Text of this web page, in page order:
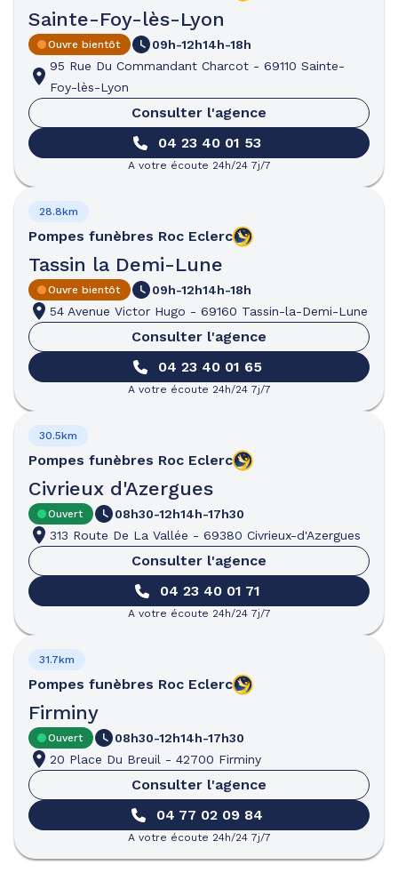
Sainte-Foy-lès-Lyon
Ouvre bientôt 09h-12h14h-18h
95 Rue Du Commandant Charcot - 69110 Sainte-
Foy-lès-Lyon
Consulter l'agence
04 23 40 01 53
A votre écoute 24h/24 7j/7
Pompes funèbres Roc Eclerc
Tassin la Demi-Lune
28.8km
Ouvre bientôt 09h-12h14h-18h
54 Avenue Victor Hugo - 69160 Tassin-la-Demi-Lune
Consulter l'agence
04 23 40 01 65
A votre écoute 24h/24 7j/7
Pompes funèbres Roc Eclerc
Civrieux d'Azergues
30.5km
Ouvert 08h30-12h14h-17h30
313 Route De La Vallée - 69380 Civrieux-d'Azergues
Consulter l'agence
04 23 40 01 71
A votre écoute 24h/24 7j/7
Pompes funèbres Roc Eclerc
Firminy
31.7km
Ouvert 08h30-12h14h-17h30
20 Place Du Breuil - 42700 Firminy
Consulter l'agence
04 77 02 09 84
A votre écoute 24h/24 7j/7